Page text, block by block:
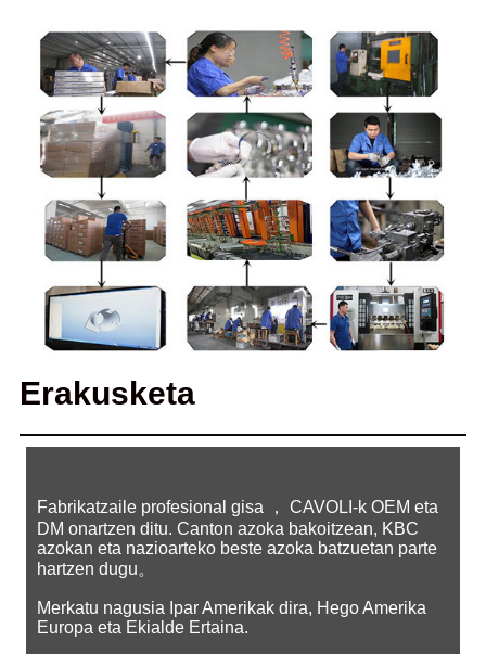
Erakusketa
Fabrikatzaile profesional gisa ， CAVOLI-k OEM eta
DM onartzen ditu. Canton azoka bakoitzean, KBC
azokan eta nazioarteko beste azoka batzuetan parte
hartzen dugu。
Merkatu nagusia Ipar Amerikak dira, Hego Amerika
Europa eta Ekialde Ertaina.